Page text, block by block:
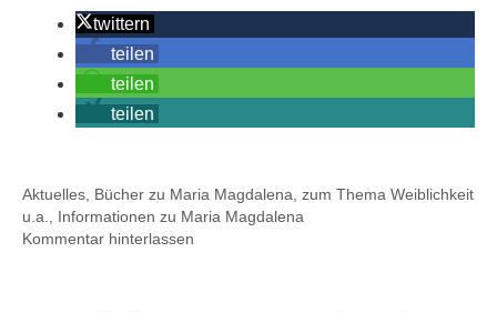
twittern
teilen
teilen
teilen
Kategorien
Aktuelles
Bücher zu Maria Magdalena, zum Thema Weiblichkeit
u.a.
Informationen zu Maria Magdalena
Kommentar hinterlassen